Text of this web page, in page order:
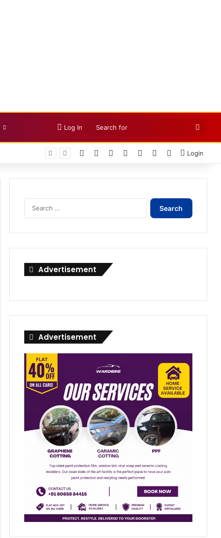
Log In
for
Facebook LinkedInYouTubeInstagramTelegramWhatsApp
Login
Search
Advertisement
Advertisement